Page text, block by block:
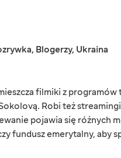
, Blogerzy, Ukraina
filmiki z
Robi też
pojawia się różnych
fundusz emerytalny, aby